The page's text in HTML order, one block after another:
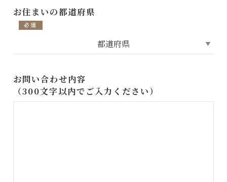
お住まいの都道府県
必須
お問い合わせ内容
（300文字以内でご入力ください）